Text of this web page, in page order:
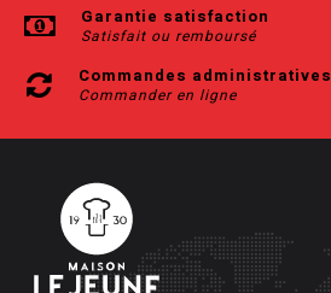
Garantie satisfaction
Satisfait ou remboursé
Commandes administratives
Commander en ligne